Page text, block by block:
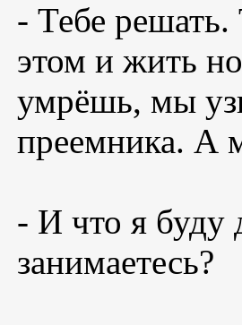
- Тебе
этом и жить
умрёшь, мы
преемника. А
- И что я буду
занимаетесь?